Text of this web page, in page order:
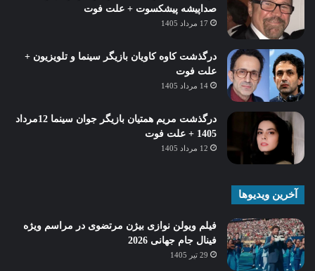
صداپیشه پیشکسوت + علت فوت
17 مرداد 1405
درگذشت کاوه کاویان بازیگر سینما و تلویزیون +
علت فوت
14 مرداد 1405
درگذشت مریم همتیان بازیگر جوان سینما 12مرداد
1405 + علت فوت
12 مرداد 1405
آخرین ویدیوها
فیلم ویولن نوازی بیژن مرتضوی در مراسم ویژه
فینال جام جهانی 2026
29 تیر 1405